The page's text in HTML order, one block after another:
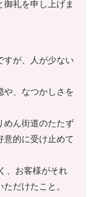
御礼を申し上げま
すが、人が少ない
や、なつかしさを
めん街道のたたず
意的に受け止めて
、お客様がそれ
だけたこと。